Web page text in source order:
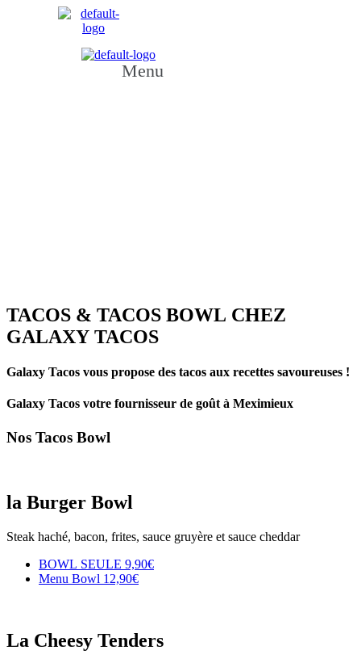
Menu
TACOS & TACOS BOWL CHEZ
GALAXY TACOS
Galaxy Tacos vous propose des tacos aux recettes savoureuses !
Galaxy Tacos votre fournisseur de goût à Meximieux
Nos Tacos Bowl
la Burger Bowl
Steak haché, bacon, frites, sauce gruyère et sauce cheddar​
BOWL SEULE 9,90€
Menu Bowl 12,90€
La Cheesy Tenders